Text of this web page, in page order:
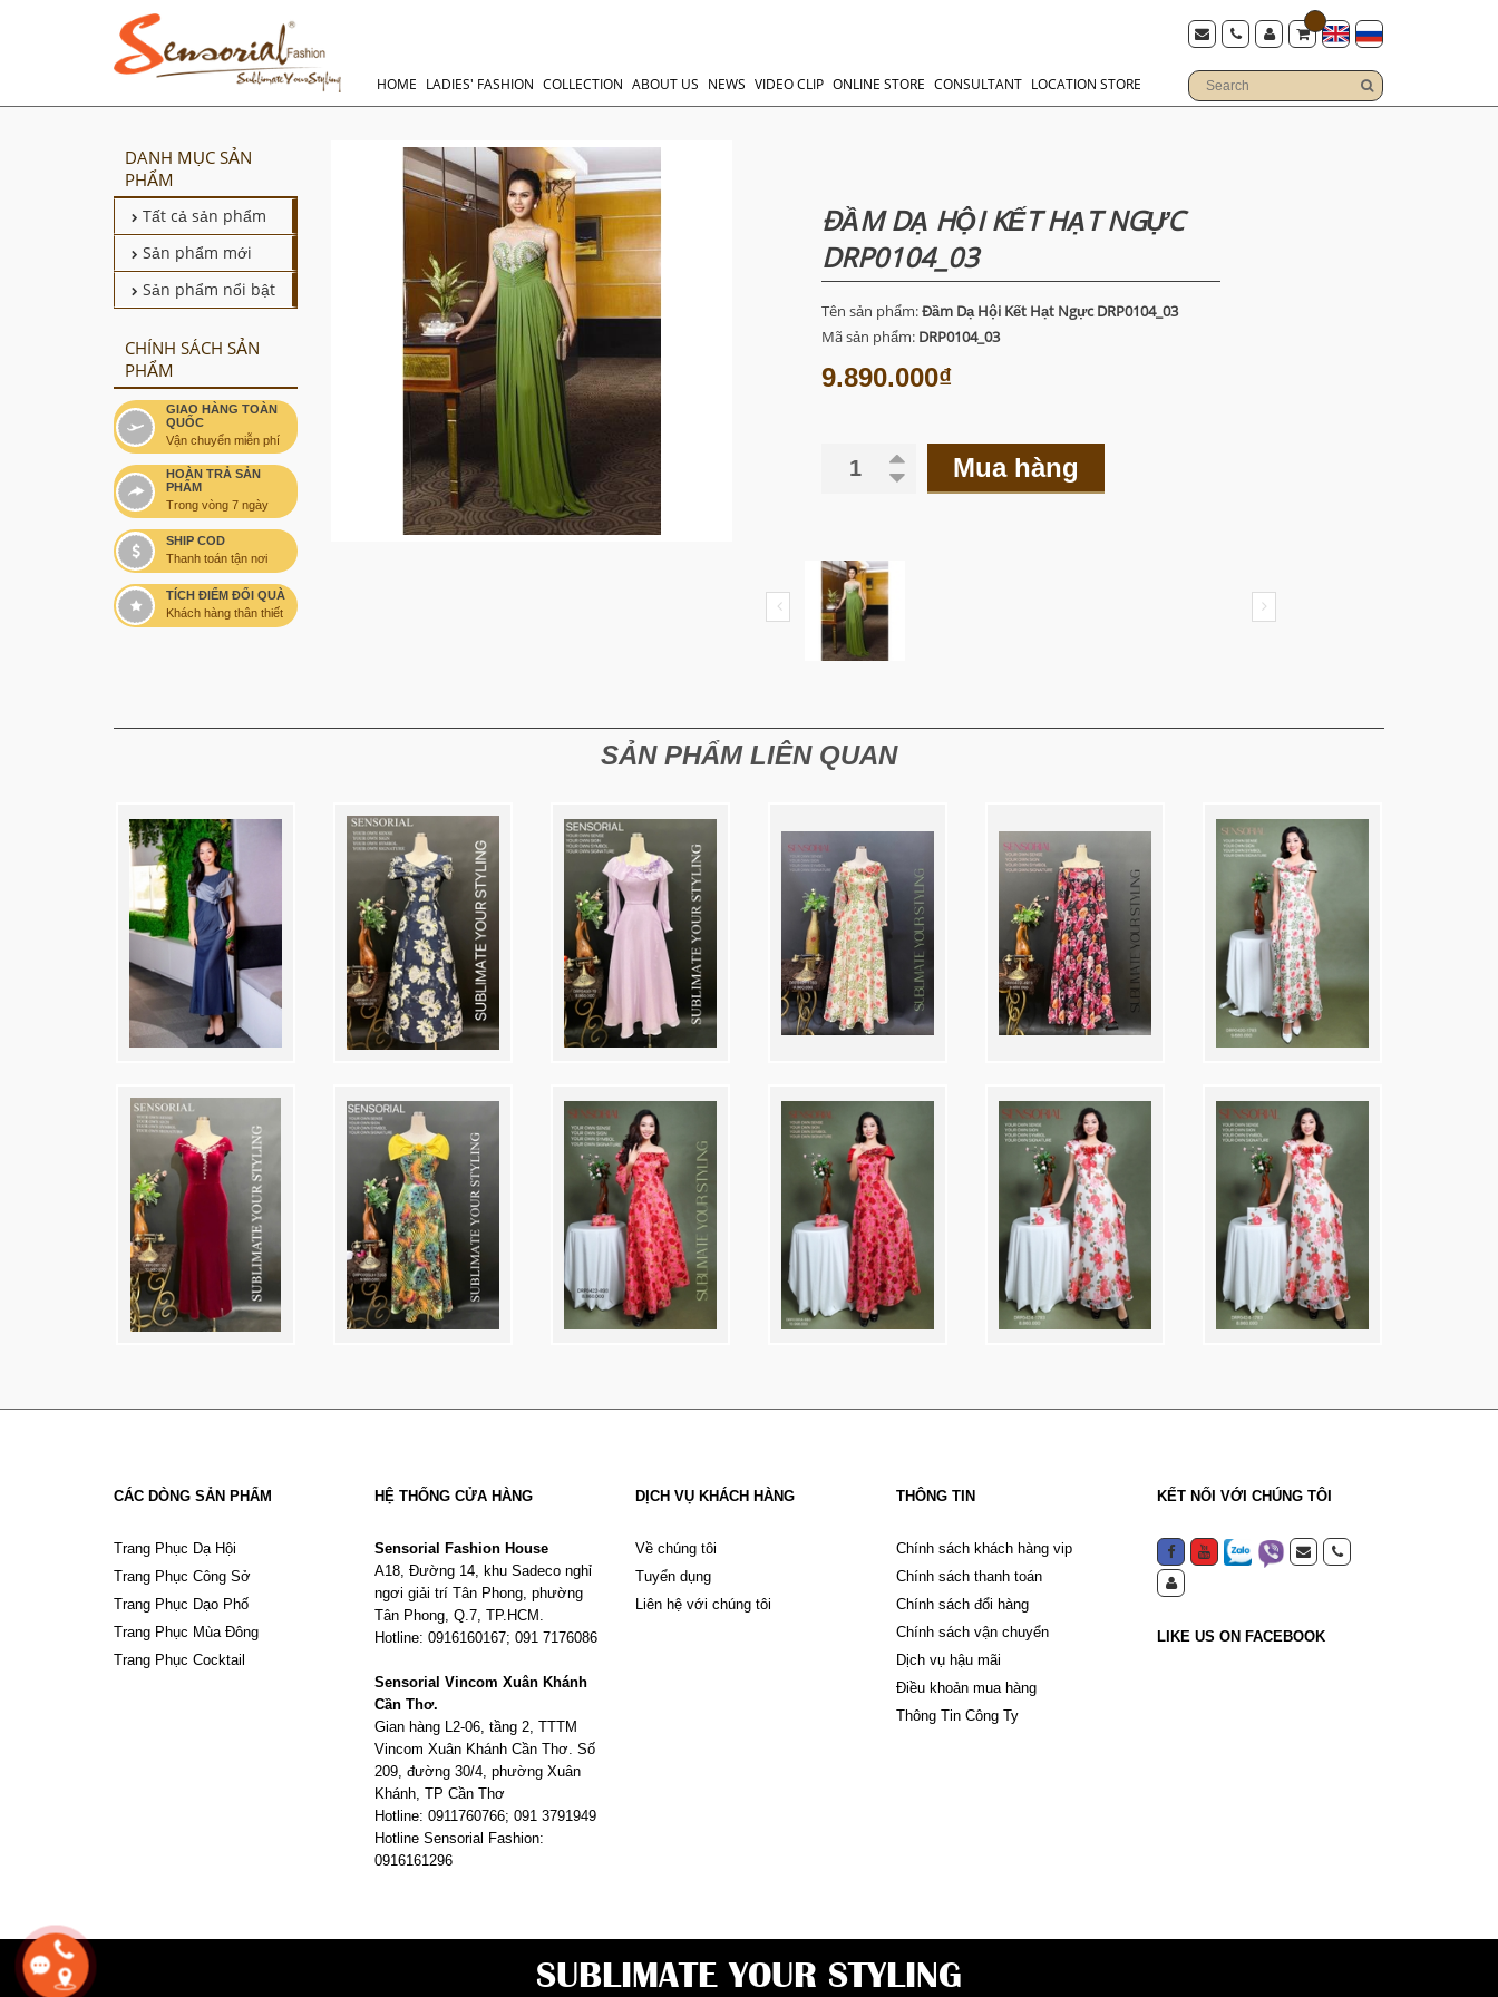
HOME LADIES' FASHION COLLECTION ABOUT US NEWS VIDEO CLIP ONLINE STORE CONSULTANT LOCATION STORE
DANH MỤC SẢN
PHẨM
Tất cả sản phẩm
Sản phẩm mới
Sản phẩm nổi bật
CHÍNH SÁCH SẢN
PHẨM
GIAO HÀNG TOÀN
QUỐC
Vận chuyển miễn phí
HOÀN TRẢ SẢN
PHẨM
Trong vòng 7 ngày
SHIP COD
Thanh toán tận nơi
TÍCH ĐIỂM ĐỔI QUÀ
Khách hàng thân thiết
ĐẦM DẠ HỘI KẾT HẠT NGỰC
DRP0104_03
Tên sản phẩm:Đầm Dạ Hội Kết Hạt Ngực DRP0104_03
Mã sản phẩm: DRP0104_03
9.890.000₫
Mua hàng
SẢN PHẨM LIÊN QUAN
CÁC DÒNG SẢN PHẨM
Trang Phục Dạ Hội
Trang Phục Công Sở
Trang Phục Dạo Phố
Trang Phục Mùa Đông
Trang Phục Cocktail
HỆ THỐNG CỬA HÀNG
Sensorial Fashion House
A18, Đường 14, khu Sadeco nghỉ
ngơi giải trí Tân Phong, phường
Tân Phong, Q.7, TP.HCM.
Hotline: 0916160167; 091 7176086
Sensorial Vincom Xuân Khánh
Cần Thơ.
Gian hàng L2-06, tầng 2, TTTM
Vincom Xuân Khánh Cần Thơ. Số
209, đường 30/4, phường Xuân
Khánh, TP Cần Thơ
Hotline: 0911760766; 091 3791949
Hotline Sensorial Fashion:
0916161296
DỊCH VỤ KHÁCH HÀNG
Về chúng tôi
Tuyển dụng
Liên hệ với chúng tôi
THÔNG TIN
Chính sách khách hàng vip
Chính sách thanh toán
Chính sách đổi hàng
Chính sách vận chuyển
Dịch vụ hậu mãi
Điều khoản mua hàng
Thông Tin Công Ty
KẾT NỐI VỚI CHÚNG TÔI
LIKE US ON FACEBOOK
SUBLIMATE YOUR STYLING